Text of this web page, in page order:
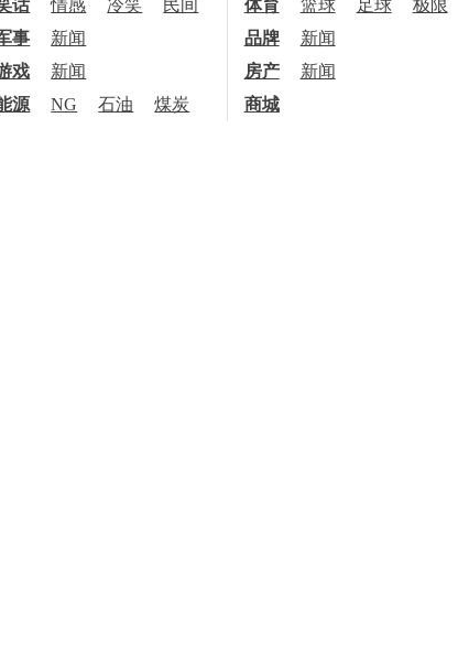
话 情感 冷笑 民间 体育 篮球 足球
极限
事 新闻 品牌
新闻
戏 新闻 房产
新闻
源 NG 石油 煤炭 商城